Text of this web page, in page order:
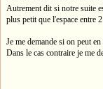
Autrement dit si notre suite
plus petit que l'espace entre
Je me demande si on peut
Dans le cas contraire je me